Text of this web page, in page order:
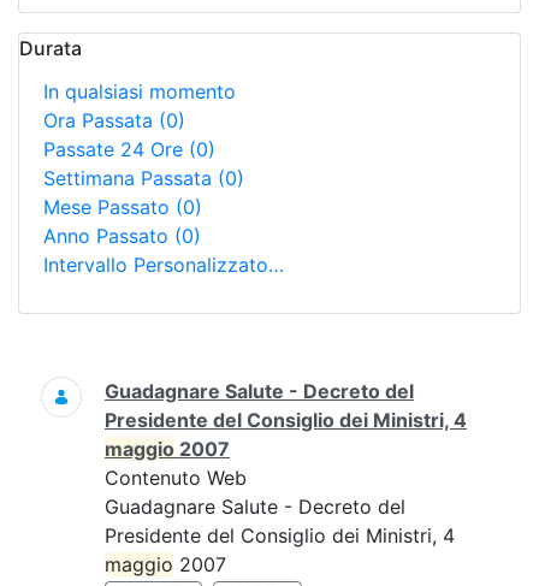
Durata
In qualsiasi momento
Ora Passata (0)
Passate 24 Ore (0)
Settimana Passata (0)
Mese Passato (0)
Anno Passato (0)
Intervallo Personalizzato…
Ricerca
Guadagnare Salute - Decreto del
Presidente del Consiglio dei Ministri, 4
maggio 2007
Contenuto Web
Guadagnare Salute - Decreto del
Presidente del Consiglio dei Ministri, 4
maggio 2007